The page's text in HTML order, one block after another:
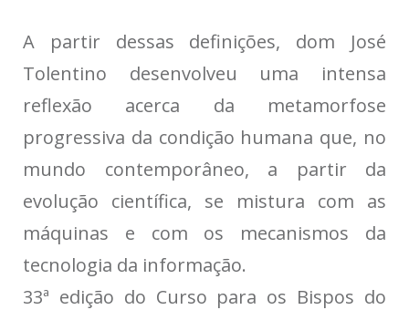
A partir dessas definições, dom José
Tolentino desenvolveu uma intensa
reflexão acerca da metamorfose
progressiva da condição humana que, no
mundo contemporâneo, a partir da
evolução científica, se mistura com as
máquinas e com os mecanismos da
tecnologia da informação.
33ª edição do Curso para os Bispos do